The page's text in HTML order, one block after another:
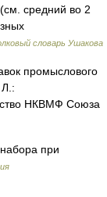
средний во 2
словарь Ушакова
промыслового
НКВМФ Союза
при